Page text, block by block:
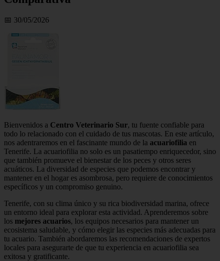
📅 30/05/2026
Bienvenidos a Centro Veterinario Sur, tu fuente confiable para
todo lo relacionado con el cuidado de tus mascotas. En este artículo,
nos adentraremos en el fascinante mundo de la acuariofilia en
Tenerife. La acuariofilia no solo es un pasatiempo enriquecedor, sino
que también promueve el bienestar de los peces y otros seres
acuáticos. La diversidad de especies que podemos encontrar y
mantener en el hogar es asombrosa, pero requiere de conocimientos
específicos y un compromiso genuino.
Tenerife, con su clima único y su rica biodiversidad marina, ofrece
un entorno ideal para explorar esta actividad. Aprenderemos sobre
los mejores acuarios, los equipos necesarios para mantener un
ecosistema saludable, y cómo elegir las especies más adecuadas para
tu acuario. También abordaremos las recomendaciones de expertos
locales para asegurarte de que tu experiencia en acuariofilia sea
exitosa y gratificante.